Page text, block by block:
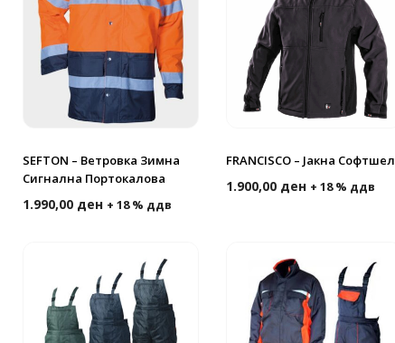
SEFTON – Ветровка Зимна
Сигнална Портокалова
1.990,00 ден + 18 % ддв
FRANCISCO – Јакна Софтшел
1.900,00 ден + 18 % ддв